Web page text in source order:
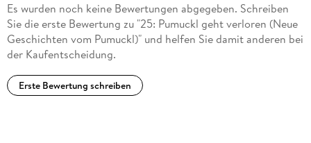
4071498205464
Es wurden noch keine Bewertungen abgegeben. Schreiben
Sie die erste Bewertung zu "25: Pumuckl geht verloren (Neue
Geschichten vom Pumuckl)" und helfen Sie damit anderen bei
der Kaufentscheidung.
Erste Bewertung schreiben